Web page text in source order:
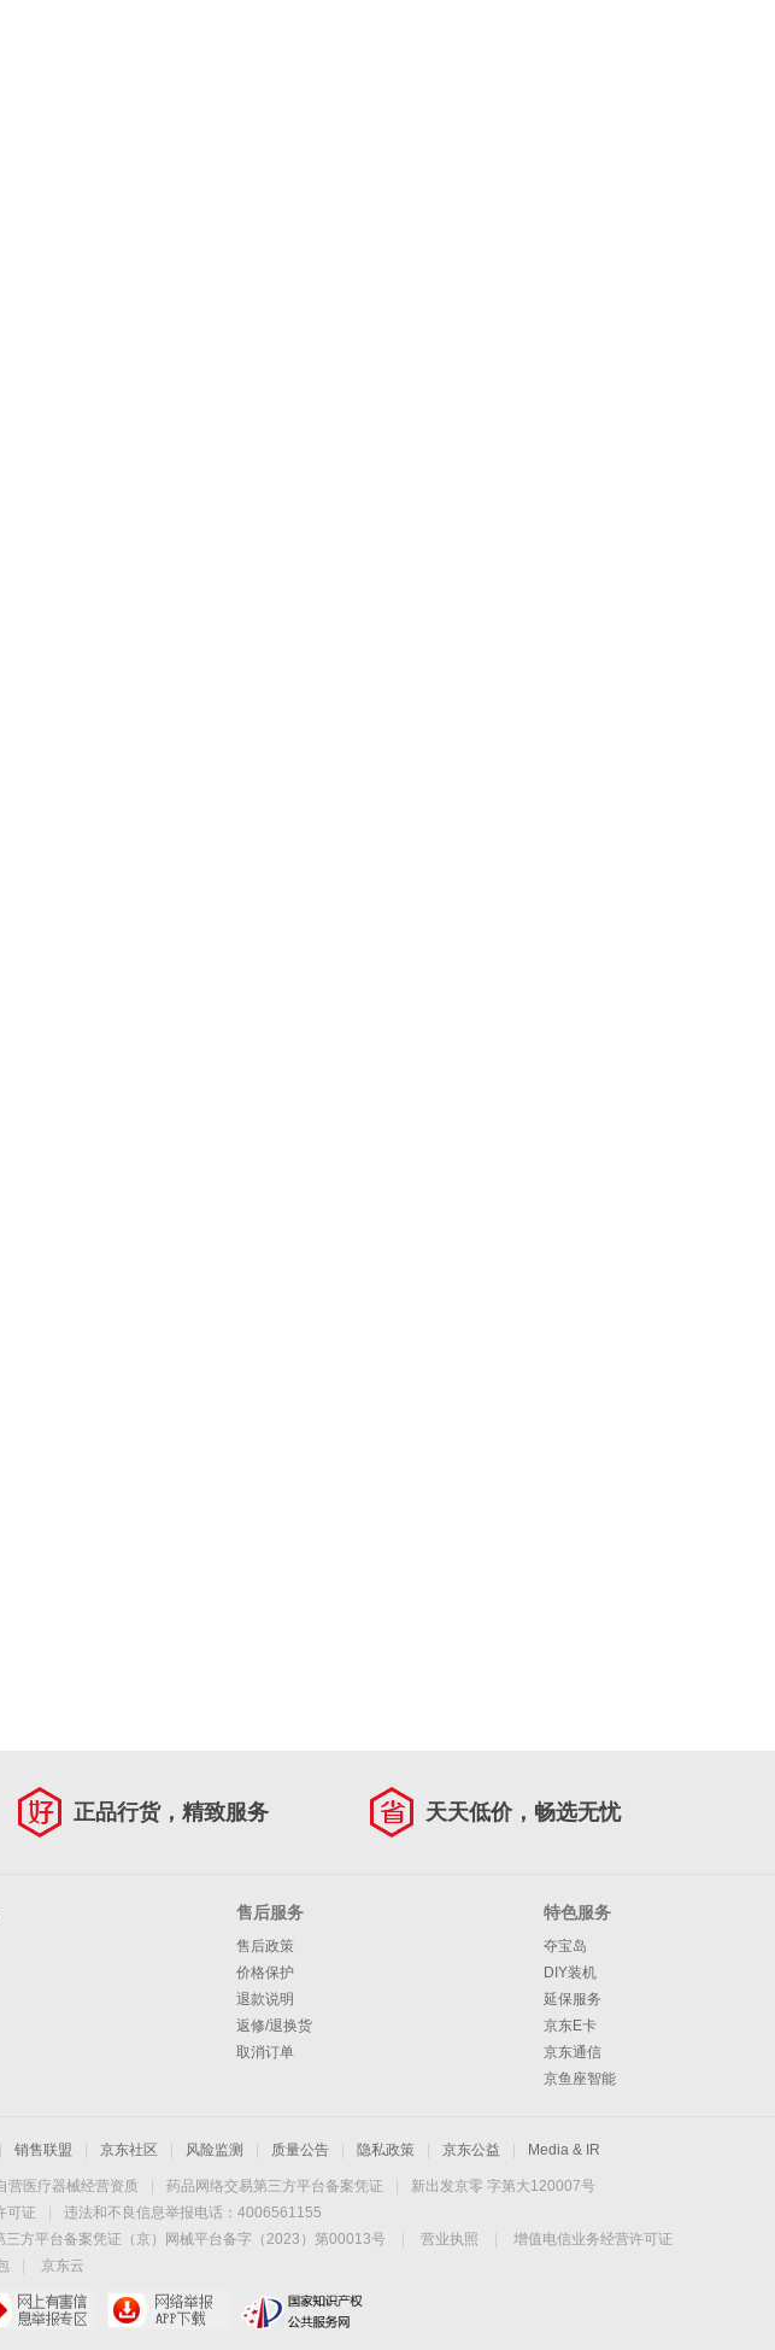
正品行货，精致服务 天天低价，畅选无忧
售后服务
售后政策
价格保护
退款说明
返修/退换货
取消订单
特色服务
夺宝岛
DIY装机
延保服务
京东E卡
京东通信
京鱼座智能
销售联盟 京东社区 风险监测 质量公告 隐私政策 京东公益 Media & IR
营医疗器械经营资质 药品网络交易第三方平台备案凭证
新出发京零 字第大120007号
可证
违法和不良信息举报电话：4006561155
三方平台备案凭证（京）网械平台备字（2023）第00013号 营业执照
增值电信业务经营许可证
京东云